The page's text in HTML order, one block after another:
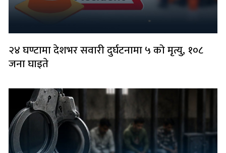
२४ घण्टामा देशभर सवारी दुर्घटनामा ५ को मृत्यु, १०८
जना घाइते